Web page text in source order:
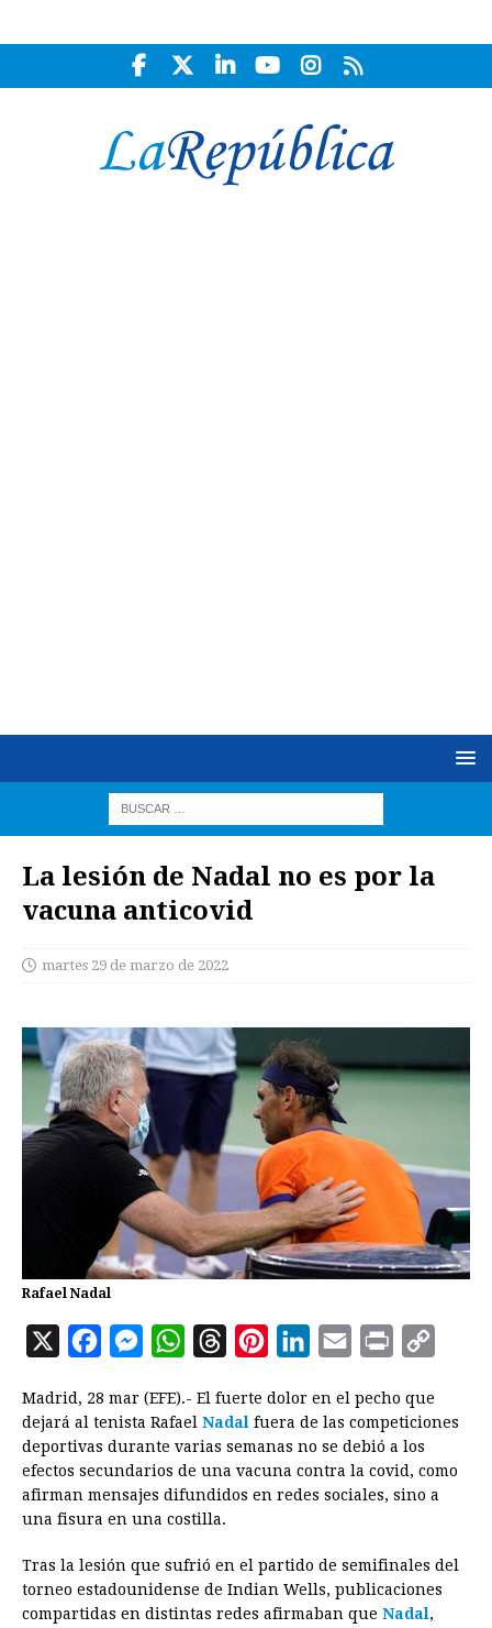
La lesión de Nadal no es por la
vacuna anticovid
martes 29 de marzo de 2022
Rafael Nadal
X
c
e
b
o
k
M
s
s
e
n
e
r
W
a
t
s
A
p
r
e
a
d
n
t
e
r
s
t
n
k
e
d
n
a
i
l
i
n
t
L
i
k
Madrid, 28 mar (EFE).- El fuerte dolor en el pecho que
dejará al tenista Rafael Nadal fuera de las competiciones
deportivas durante varias semanas no se debió a los
efectos secundarios de una vacuna contra la covid, como
afirman mensajes difundidos en redes sociales, sino a
una fisura en una costilla.
Tras la lesión que sufrió en el partido de semifinales del
torneo estadounidense de Indian Wells, publicaciones
compartidas en distintas redes afirmaban que Nadal,